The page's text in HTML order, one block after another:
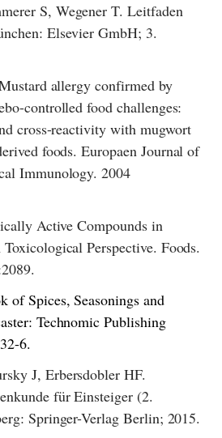
S, Wegener T. Leitfaden
Elsevier GmbH; 3.
allergy confirmed by
controlled food challenges:
cross-reactivity with mugwort
foods. Europaen Journal of
Immunology. 2004
Active Compounds in
Perspective. Foods.
of Spices, Seasonings and
Technomic Publishing
6.
J, Erbersdobler HF.
für Einsteiger (2.
Springer-Verlag Berlin; 2015.